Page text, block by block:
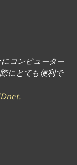
コンピューター
にとても便利で